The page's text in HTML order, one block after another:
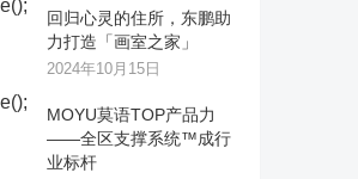
回归心灵的住所，东鹏助
力打造「画室之家」
2024年10月15日
MOYU莫语TOP产品力
——全区支撑系统™成行
业标杆